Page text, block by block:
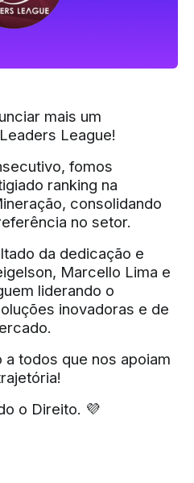
mais um
League!
fomos
ranking na
consolidando
no setor.
da dedicação e
Marcello Lima e
liderando o
inovadoras e de
todos que nos apoiam
o Direito. 💜